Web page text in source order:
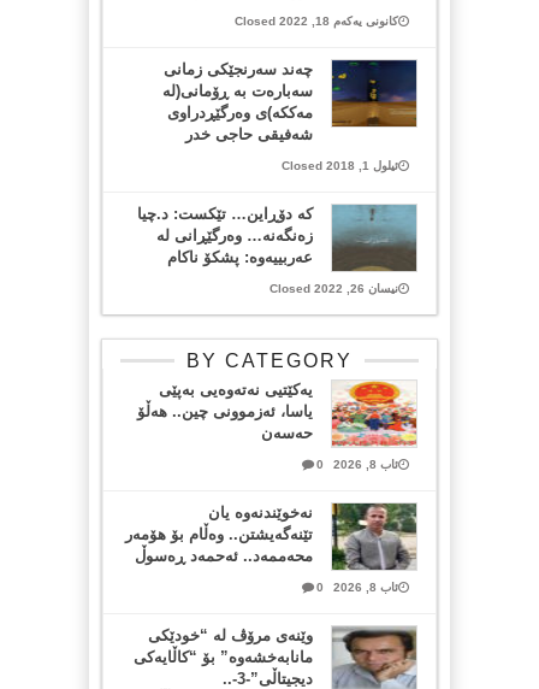
کانونی یەکەم 18, 2022 Closed
چەند سەرنجێکی زمانی
سەبارەت بە ڕۆمانی(لە
مەککە)ی وەرگێڕدراوی
شەفیقی حاجی خدر
ئیلول 1, 2018 Closed
کە دۆڕاین… تێکست: د.چیا
زەنگەنە… وەرگێڕانی لە
عەربییەوە: پشکۆ ناکام
نیسان 26, 2022 Closed
BY CATEGORY
یەکێتیی نەتەوەیی بەپێی
یاسا، ئەزموونی چین.. هەڵۆ
حەسەن
ئاب 8, 2026 0
نەخوێندنەوە یان
تێنەگەیشتن.. وەڵام بۆ هۆمەر
محەممەد.. ئەحمەد ڕەسوڵ
ئاب 8, 2026 0
وێنەی مرۆڤ لە “خودێکی
مانابەخشەوە” بۆ “کاڵایەکی
دیجیتاڵی”-3-..